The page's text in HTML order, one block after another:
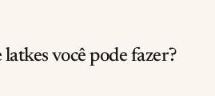
você pode fazer?